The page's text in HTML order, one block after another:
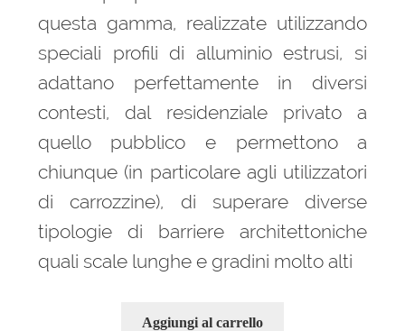
questa gamma, realizzate utilizzando
speciali profili di alluminio estrusi, si
adattano perfettamente in diversi
contesti, dal residenziale privato a
quello pubblico e permettono a
chiunque (in particolare agli utilizzatori
di carrozzine), di superare diverse
tipologie di barriere architettoniche
quali scale lunghe e gradini molto alti
Aggiungi al carrello